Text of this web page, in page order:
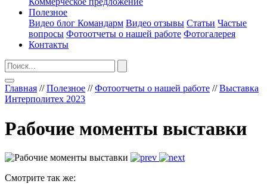
Полезное
Видео блог Командарм Видео отзывы Статьи Частые
вопросы Фотоотчеты о нашей работе Фотогалерея
Контакты
Главная //Полезное //Фотоотчеты о нашей работе //Выставка
Интерполитех 2023
Рабочие моменты выставки
Смотрите так же: